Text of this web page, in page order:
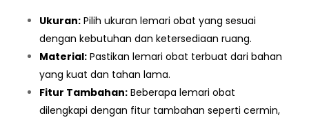
Ukuran: Pilih ukuran lemari obat yang sesuai
dengan kebutuhan dan ketersediaan ruang.
Material: Pastikan lemari obat terbuat dari bahan
yang kuat dan tahan lama.
Fitur Tambahan: Beberapa lemari obat
dilengkapi dengan fitur tambahan seperti cermin,